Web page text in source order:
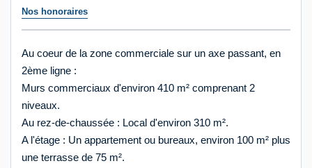
Nos honoraires
Au coeur de la zone commerciale sur un axe passant, en
2ème ligne :
Murs commerciaux d'environ 410 m² comprenant 2
niveaux.
Au rez-de-chaussée : Local d'environ 310 m².
A l'étage : Un appartement ou bureaux, environ 100 m² plus
une terrasse de 75 m².